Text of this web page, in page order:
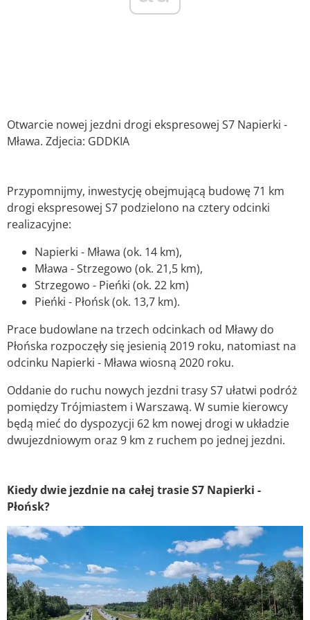
Otwarcie nowej jezdni drogi ekspresowej S7 Napierki -
Mława. Zdjecia: GDDKIA
Przypomnijmy, inwestycję obejmującą budowę 71 km
drogi ekspresowej S7 podzielono na cztery odcinki
realizacyjne:
Napierki - Mława (ok. 14 km),
Mława - Strzegowo (ok. 21,5 km),
Strzegowo - Pieńki (ok. 22 km)
Pieńki - Płońsk (ok. 13,7 km).
Prace budowlane na trzech odcinkach od Mławy do
Płońska rozpoczęły się jesienią 2019 roku, natomiast na
odcinku Napierki - Mława wiosną 2020 roku.
Oddanie do ruchu nowych jezdni trasy S7 ułatwi podróż
pomiędzy Trójmiastem i Warszawą. W sumie kierowcy
będą mieć do dyspozycji 62 km nowej drogi w układzie
dwujezdniowym oraz 9 km z ruchem po jednej jezdni.
Kiedy dwie jezdnie na całej trasie S7 Napierki -
Płońsk?